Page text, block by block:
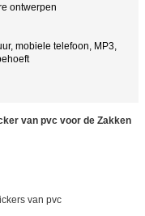
ontwerpen
mobiele telefoon, MP3,
van pvc voor de Zakken
van pvc